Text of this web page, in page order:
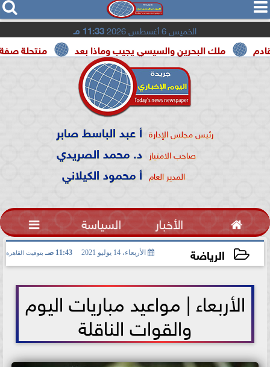
  
الخميس 6 أغسطس 2026 11:33 مـ
منتحلة صفة ملك البحرين والسيسي يجيب وماذا بعد
رئيس مجلس الإدارة أ عبد الباسط صابر
صاحب الامتياز د. محمد الصريدي
المدير العام أ محمود الكيلاني
 الأخبار السياسة 
الرياضة الأربعاء، 14 يوليو 2021 11:43 صـ بتوقيت القاهرة
الأربعاء | مواعيد مباريات اليوم
والقوات الناقلة